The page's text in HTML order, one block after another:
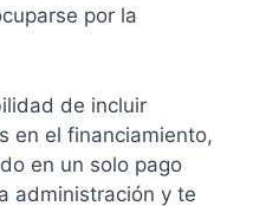
por la
de incluir
en el financiamiento,
en un solo pago
administración y te